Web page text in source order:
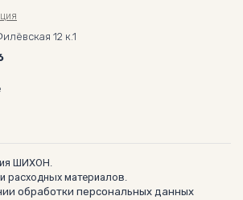
12 к.1
ШИХОН.
расходных материалов.
обработки персональных данных